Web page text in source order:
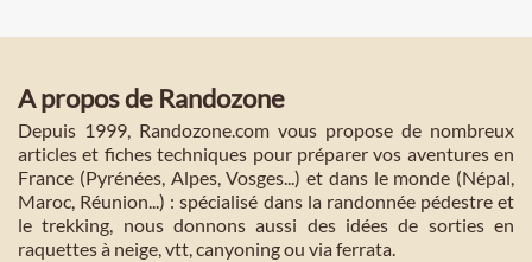
A propos de Randozone
Depuis 1999, Randozone.com vous propose de nombreux
articles et fiches techniques pour préparer vos aventures en
France (Pyrénées, Alpes, Vosges...) et dans le monde (Népal,
Maroc, Réunion...) : spécialisé dans la randonnée pédestre et
le trekking, nous donnons aussi des idées de sorties en
raquettes à neige, vtt, canyoning ou via ferrata.